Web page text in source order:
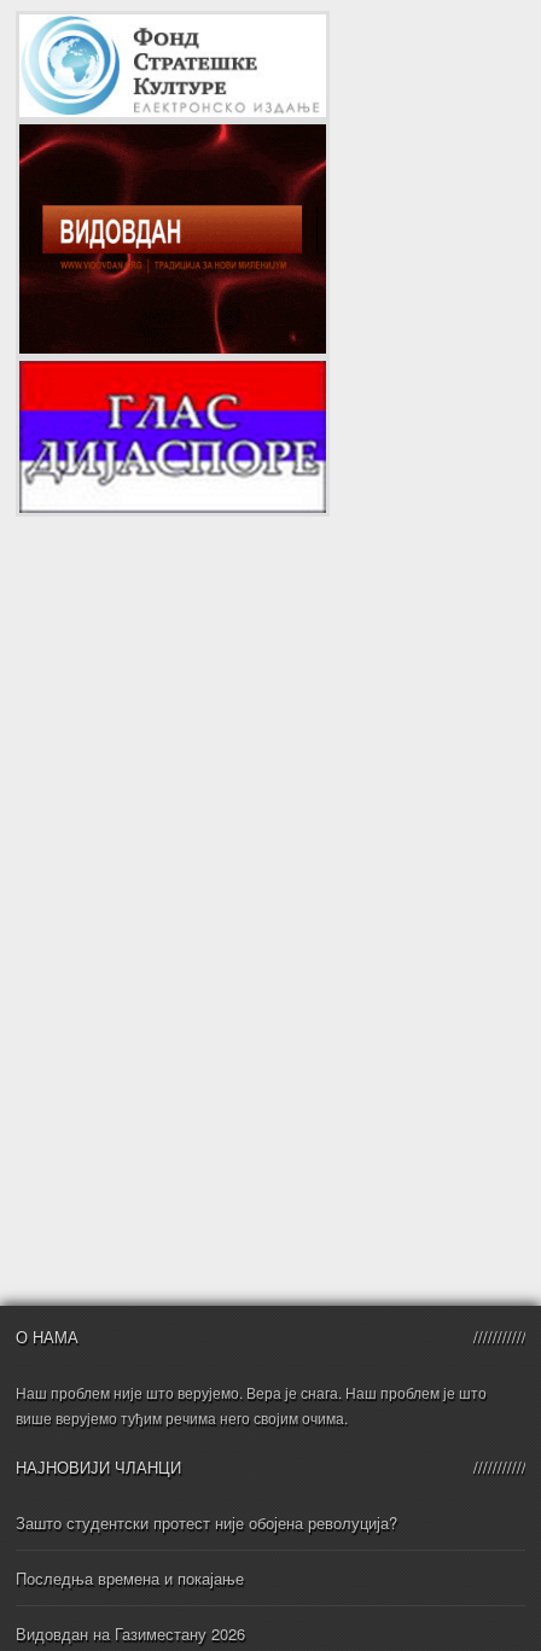
О НАМА
Наш проблем није што верујемо. Вера је снага. Наш проблем је што
више верујемо туђим речима него својим очима.
НАЈНОВИЈИ ЧЛАНЦИ
Зашто студентски протест није обојена револуција?
Последња времена и покајање
Видовдан на Газиместану 2026